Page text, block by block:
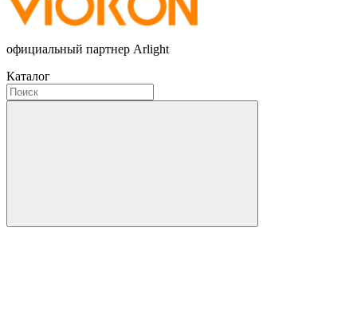
официальный партнер Arlight
Каталог